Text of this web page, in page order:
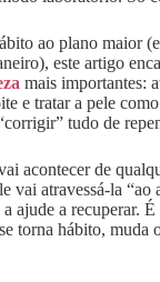
ao plano maior
este artigo
mais importantes:
e tratar a pele
tudo de
acontecer de
vai atravessá-la “ao
ajude a recuperar.
torna hábito,